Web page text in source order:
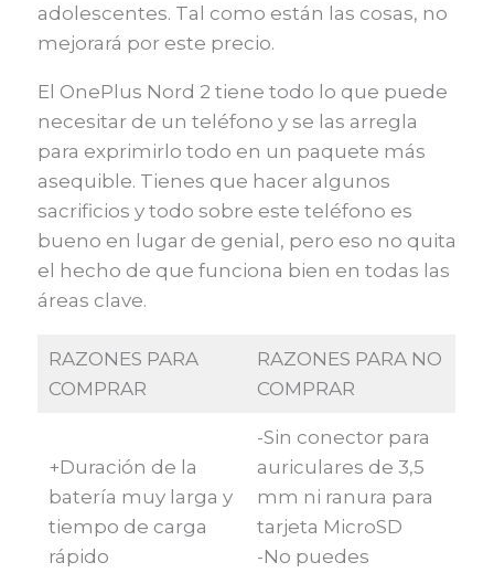
adolescentes. Tal como están las cosas, no
mejorará por este precio.
El OnePlus Nord 2 tiene todo lo que puede
necesitar de un teléfono y se las arregla
para exprimirlo todo en un paquete más
asequible. Tienes que hacer algunos
sacrificios y todo sobre este teléfono es
bueno en lugar de genial, pero eso no quita
el hecho de que funciona bien en todas las
áreas clave.
RAZONES PARA
COMPRAR
RAZONES PARA NO
COMPRAR
+Duración de la
batería muy larga y
tiempo de carga
rápido
-Sin conector para
auriculares de 3,5
mm ni ranura para
tarjeta MicroSD
-No puedes